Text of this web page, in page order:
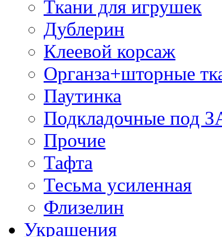
Ткани для игрушек
Дублерин
Клеевой корсаж
Органза+шторные
Паутинка
Подкладочные под
Прочие
Тафта
Тесьма усиленная
Флизелин
Украшения